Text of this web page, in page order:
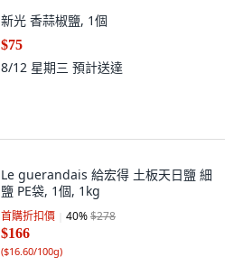
新光 香蒜椒鹽, 1個
$75
8/12 星期三 預計送達
Le guerandais 給宏得 土板天日鹽 細
鹽 PE袋, 1個, 1kg
首購折扣價 40%$278
$166
($16.60/100g)